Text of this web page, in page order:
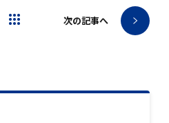
ブログトップへ次の記事へ